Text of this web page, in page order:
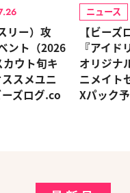
リー）攻
ント（2026
ウト旬キ
スメユニ
ズログ.co
ニュース
【ビーズ
『アイド
オリジナ
ニメイト
Xパック